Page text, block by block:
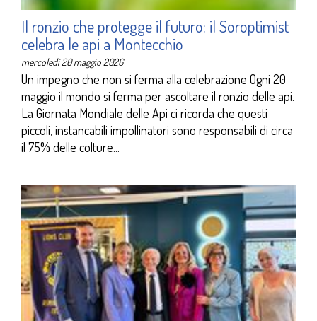
Il ronzio che protegge il futuro: il Soroptimist
celebra le api a Montecchio
mercoledì 20 maggio 2026
Un impegno che non si ferma alla celebrazione Ogni 20
maggio il mondo si ferma per ascoltare il ronzio delle api.
La Giornata Mondiale delle Api ci ricorda che questi
piccoli, instancabili impollinatori sono responsabili di circa
il 75% delle colture...